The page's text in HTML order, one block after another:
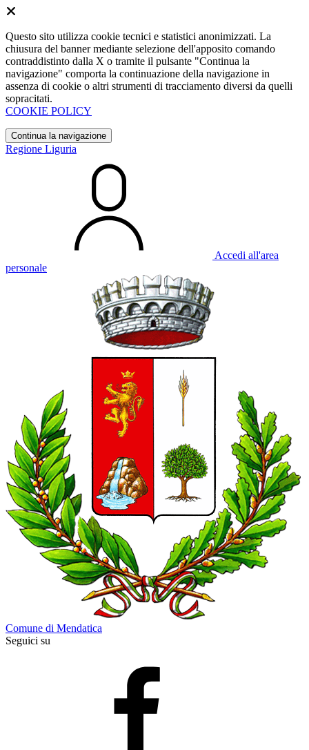
Questo sito utilizza cookie tecnici e statistici anonimizzati. La
chiusura del banner mediante selezione dell'apposito comando
contraddistinto dalla X o tramite il pulsante "Continua la
navigazione" comporta la continuazione della navigazione in
assenza di cookie o altri strumenti di tracciamento diversi da quelli
sopracitati.
COOKIE POLICY
Continua la navigazione
Regione Liguria
Accedi all'area
personale
Comune di Mendatica
Seguici su